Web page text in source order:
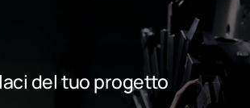
del tuo progetto